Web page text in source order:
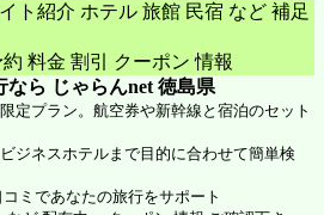
ト紹介 ホテル 旅館 民宿 など 補足
なら じゃらんnet 徳島県
定プラン。航空券や新幹線と宿泊のセット
ジネスホテルまで目的に合わせて簡単検
ミであなたの旅行をサポート